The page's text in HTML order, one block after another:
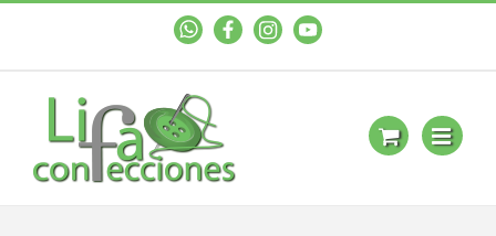
WhastAppFacebookInstagramYouTube